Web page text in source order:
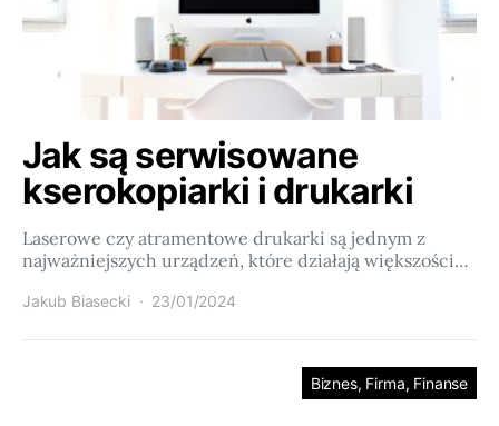
Jak są serwisowane
kserokopiarki i drukarki
Laserowe czy atramentowe drukarki są jednym z
najważniejszych urządzeń, które działają większości…
Jakub Biasecki 23/01/2024
Biznes, Firma, Finanse